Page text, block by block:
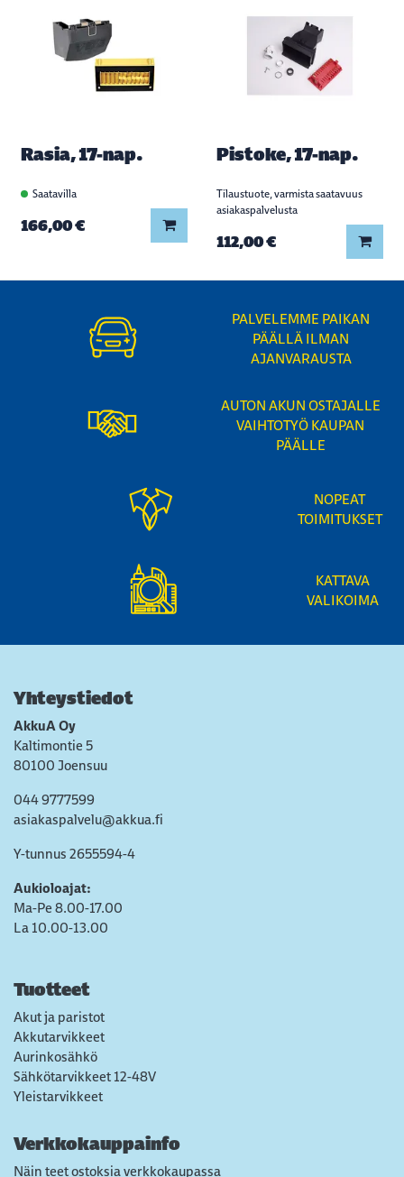
Rasia, 17-nap.
Saatavilla
166,00 € Lisää koriin
Pistoke, 17-nap.
Tilaustuote, varmista saatavuus
asiakaspalvelusta
112,00 €
PALVELEMME PAIKAN
PÄÄLLÄ ILMAN
AJANVARAUSTA
AUTON AKUN OSTAJALLE
VAIHTOTYÖ KAUPAN
PÄÄLLE
NOPEAT
TOIMITUKSET
KATTAVA
VALIKOIMA
Yhteystiedot
AkkuA Oy
Kaltimontie 5
80100 Joensuu
044 9777599
asiakaspalvelu@akkua.fi
Y-tunnus 2655594-4
Aukioloajat:
Ma-Pe 8.00-17.00
La 10.00-13.00
Tuotteet
Akut ja paristot
Akkutarvikkeet
Aurinkosähkö
Sähkötarvikkeet 12-48V
Yleistarvikkeet
Verkkokauppainfo
Näin teet ostoksia verkkokaupassa